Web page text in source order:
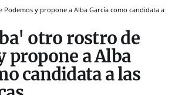
y propone a Alba García como candidata a
otro rostro de
propone a Alba
candidata a las